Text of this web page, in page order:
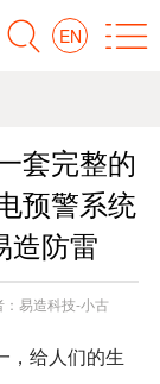
EN
套完整的
预警系统
造防雷
易造科技-小古
，给人们的生